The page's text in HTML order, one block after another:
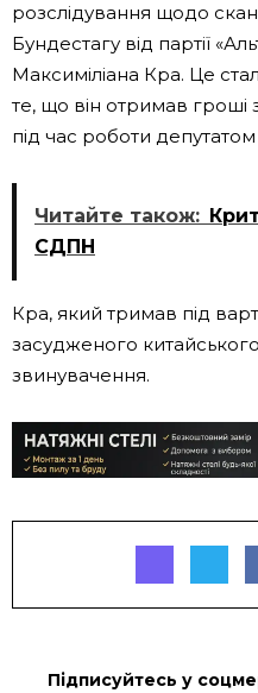
розслідування щодо
Бундестагу від партії
Максиміліана Кра. Це
те, що він отримав гроші
під час роботи
Читайте також:
СДПН
Кра, який тримав під
засудженого
звинувачення.
Підписуйтесь у